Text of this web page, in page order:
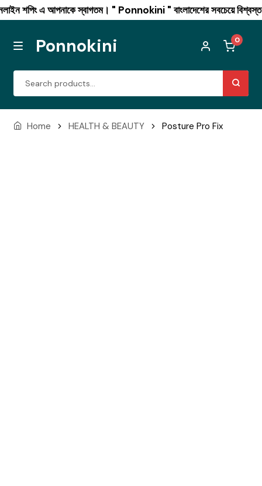
এ আপনাকে স্বাগতম। " Ponnokini " বাংলাদেশের সবচেয়ে বিশ্বস্ত
Skip
navigation
Skip
content
Ponnokini 0
Home HEALTH & BEAUTY Posture Pro Fix